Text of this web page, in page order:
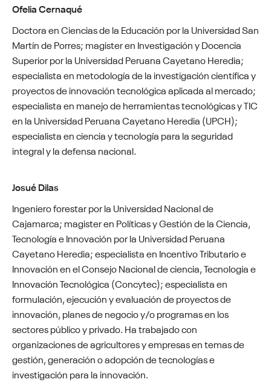
Ofelia Cernaqué
Doctora en Ciencias de la Educación por la Universidad San
Martín de Porres; magister en Investigación y Docencia
Superior por la Universidad Peruana Cayetano Heredia;
especialista en metodología de la investigación científica y
proyectos de innovación tecnológica aplicada al mercado;
especialista en manejo de herramientas tecnológicas y TIC
en la Universidad Peruana Cayetano Heredia (UPCH);
especialista en ciencia y tecnología para la seguridad
integral y la defensa nacional.
Josué Dilas
Ingeniero forestar por la Universidad Nacional de
Cajamarca; magister en Políticas y Gestión de la Ciencia,
Tecnología e Innovación por la Universidad Peruana
Cayetano Heredia; especialista en Incentivo Tributario e
Innovación en el Consejo Nacional de ciencia, Tecnología e
Innovación Tecnológica (Concytec); especialista en
formulación, ejecución y evaluación de proyectos de
innovación, planes de negocio y/o programas en los
sectores público y privado. Ha trabajado con
organizaciones de agricultores y empresas en temas de
gestión, generación o adopción de tecnologías e
investigación para la innovación.